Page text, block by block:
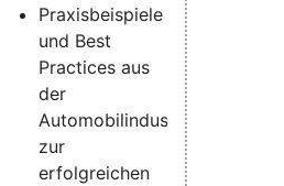
Praxisbeispiele
und Best
Practices aus
der
Automobilindustrie
zur
erfolgreichen